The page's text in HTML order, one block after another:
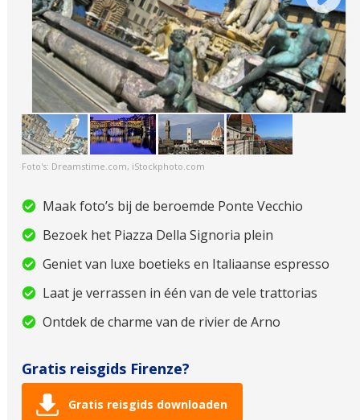
Foto's: Dreamstime.com, iStockphoto.com
Maak foto’s bij de beroemde Ponte Vecchio
Bezoek het Piazza Della Signoria plein
Geniet van luxe boetieks en Italiaanse espresso
Laat je verrassen in één van de vele trattorias
Ontdek de charme van de rivier de Arno
Gratis reisgids Firenze?
Gratis reisgids downloaden